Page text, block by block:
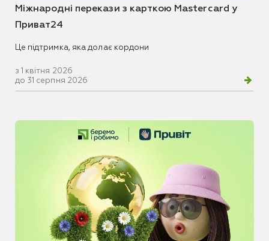
Міжнародні перекази з карткою Mastercard у
Приват24
Це підтримка, яка долає кордони
з 1 квітня 2026
до 31 серпня 2026